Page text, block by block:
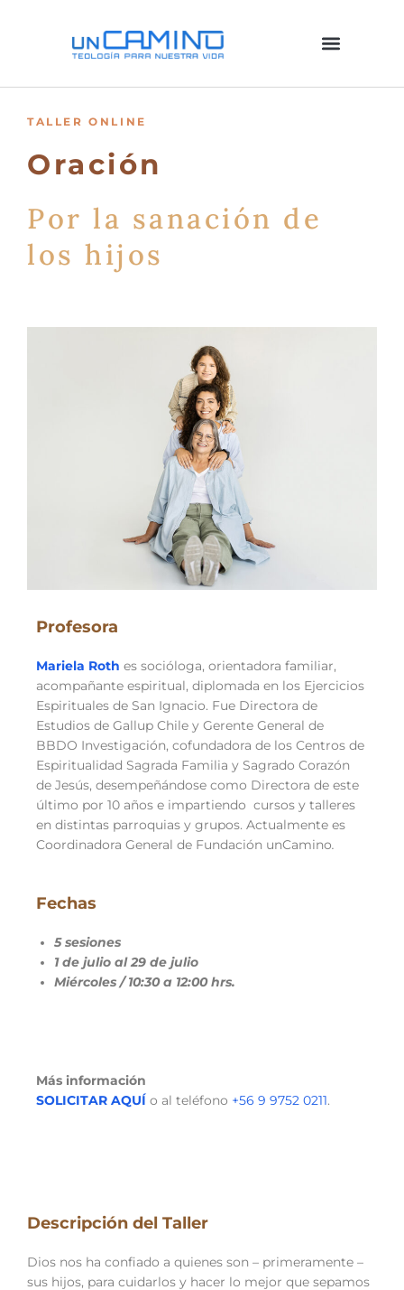
TALLER ONLINE
Oración
Por la sanación de
los hijos
Profesora
Mariela Roth es socióloga, orientadora familiar,
acompañante espiritual, diplomada en los Ejercicios
Espirituales de San Ignacio. Fue Directora de
Estudios de Gallup Chile y Gerente General de
BBDO Investigación, cofundadora de los Centros de
Espiritualidad Sagrada Familia y Sagrado Corazón
de Jesús, desempeñándose como Directora de este
último por 10 años e impartiendo cursos y talleres
en distintas parroquias y grupos. Actualmente es
Coordinadora General de Fundación unCamino.
Fechas
5 sesiones
1 de julio al 29 de julio
Miércoles / 10:30 a 12:00 hrs.
Más información
SOLICITAR AQUÍ o al teléfono +56 9 9752 0211.
Descripción del Taller
Dios nos ha confiado a quienes son – primeramente –
sus hijos, para cuidarlos y hacer lo mejor que sepamos